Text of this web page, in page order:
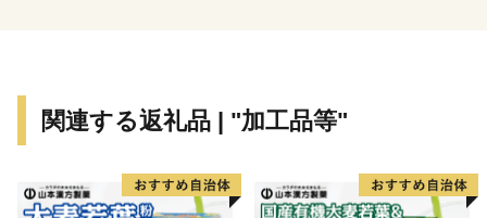
【問い合わせ先】
て
新宮町役場総務課 ふるさと納税担当
関連する返礼品 | "加工品等"